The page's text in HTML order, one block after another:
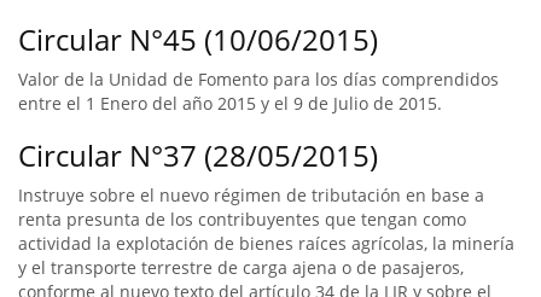
Circular N°45 (10/06/2015)
Valor de la Unidad de Fomento para los días comprendidos
entre el 1 Enero del año 2015 y el 9 de Julio de 2015.
Circular N°37 (28/05/2015)
Instruye sobre el nuevo régimen de tributación en base a
renta presunta de los contribuyentes que tengan como
actividad la explotación de bienes raíces agrícolas, la minería
y el transporte terrestre de carga ajena o de pasajeros,
conforme al nuevo texto del artículo 34 de la LIR y sobre el